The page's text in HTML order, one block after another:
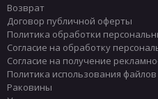
Возврат
Договор публичной оферты
Политика обработки
Согласие на обработку
Согласие на получение
Политика использования
Раковины